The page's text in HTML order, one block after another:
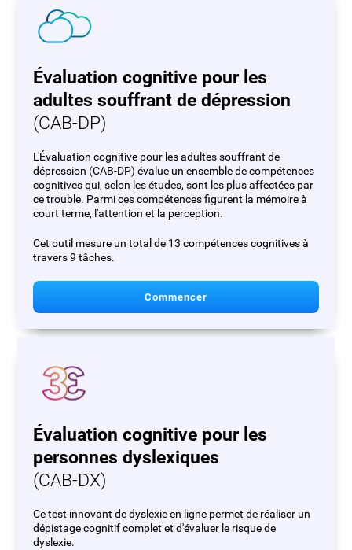
Évaluation cognitive pour les
adultes souffrant de dépression
(CAB-DP)
L'Évaluation cognitive pour les adultes souffrant de
dépression (CAB-DP) évalue un ensemble de compétences
cognitives qui, selon les études, sont les plus affectées par
ce trouble. Parmi ces compétences figurent la mémoire à
court terme, l'attention et la perception.
Cet outil mesure un total de 13 compétences cognitives à
travers 9 tâches.
Commencer
Évaluation cognitive pour les
personnes dyslexiques
(CAB-DX)
Ce test innovant de dyslexie en ligne permet de réaliser un
dépistage cognitif complet et d'évaluer le risque de
dyslexie.